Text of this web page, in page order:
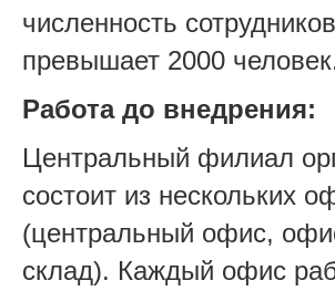
численность сотрудников
превышает 2000
Работа до внедрения:
Центральный филиал
состоит из нескольких
(центральный офис,
склад). Каждый офис